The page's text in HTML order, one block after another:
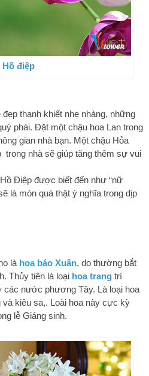
Hồ điệp
thanh khiết nhẹ nhàng, những
phái. Đặt một chậu hoa Lan trong
gian nhà bạn. Một chậu Hỏa
trong nhà sẽ giúp tăng thêm sự vui
Điệp được biết đến như “nữ
là món quà thật ý nghĩa trong dịp
là hoa báo Xuân, do thường bắt
Thủy tiên là loại hoa trangtrí
nước phương Tây. Là loại hoa
kiêu sa,. Loài hoa này cực kỳ
lễ Giáng sinh.